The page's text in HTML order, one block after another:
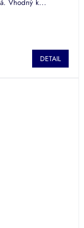
Vhodný k...
DETAIL